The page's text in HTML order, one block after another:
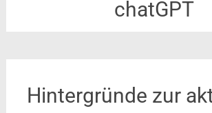
chatGPT
Hintergründe zur